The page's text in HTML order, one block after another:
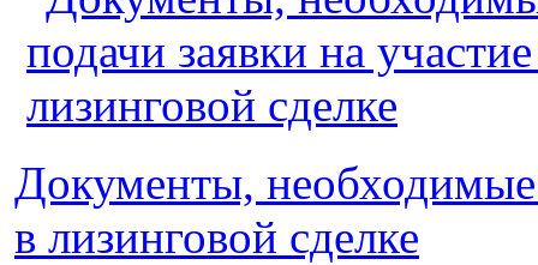
Документы, необходимые
в лизинговой сделке